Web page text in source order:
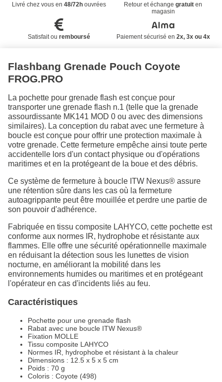
Livré chez vous en 48/72houvrées Retour et échangegratuit en
magasin
Satisfait ou remboursé Paiement sécurisé en 2x, 3x ou 4x
Flashbang Grenade Pouch Coyote
FROG.PRO
La pochette pour grenade flash est conçue pour
transporter une grenade flash n.1 (telle que la grenade
assourdissante MK141 MOD 0 ou avec des dimensions
similaires). La conception du rabat avec une fermeture à
boucle est conçue pour offrir une protection maximale à
votre grenade. Cette fermeture empêche ainsi toute perte
accidentelle lors d'un contact physique ou d'opérations
maritimes et en la protégeant de la boue et des débris.
Ce système de fermeture à boucle ITW Nexus® assure
une rétention sûre dans les cas où la fermeture
autoagrippante peut être mouillée et perdre une partie de
son pouvoir d'adhérence.
Fabriquée en tissu composite LAHYCO, cette pochette est
conforme aux normes IR, hydrophobe et résistante aux
flammes. Elle offre une sécurité opérationnelle maximale
en réduisant la détection sous les lunettes de vision
nocturne, en améliorant la mobilité dans les
environnements humides ou maritimes et en protégeant
l'opérateur en cas d'incidents liés au feu.
Caractéristiques
Pochette pour une grenade flash
Rabat avec une boucle ITW Nexus®
Fixation MOLLE
Tissu composite LAHYCO
Normes IR, hydrophobe et résistant à la chaleur
Dimensions : 12.5 x 5 x 5 cm
Poids : 70 g
Coloris : Coyote (498)